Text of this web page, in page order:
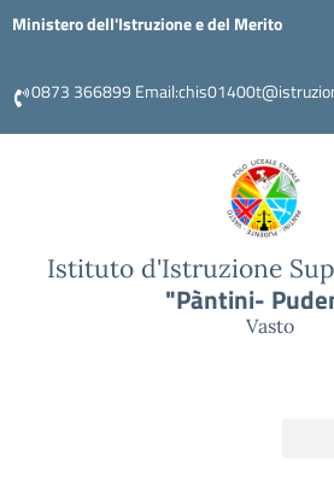
Ministero dell'Istruzione e del Merito
0873 366899
Istituto d'Istruzione
"Pàntini-
Vasto